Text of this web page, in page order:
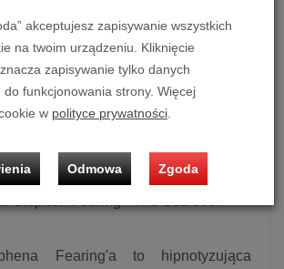
dodaj do koszyka
Fearing'a to hipnotyzująca
akceptujesz zapisywanie wszystkich
na twoim urządzeniu. Kliknięcie
zapisywanie tylko danych
do funkcjonowania strony. Więcej
w polityce prywatności.
Odmowa Zgoda